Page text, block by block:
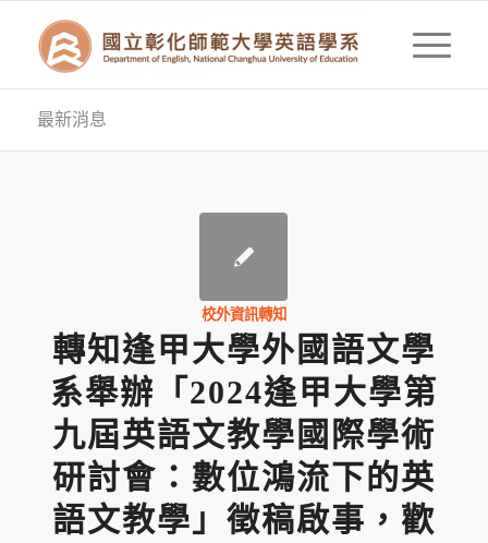
最新消息
校外資訊轉知
轉知逢甲大學外國語文學
系舉辦「2024逢甲大學第
九屆英語文教學國際學術
研討會：數位鴻流下的英
語文教學」徵稿啟事，歡